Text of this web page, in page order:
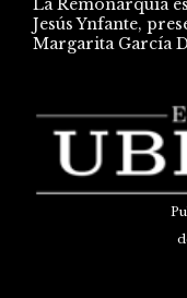
La Remonarquía
Jesús Ynfante,
Margarita García